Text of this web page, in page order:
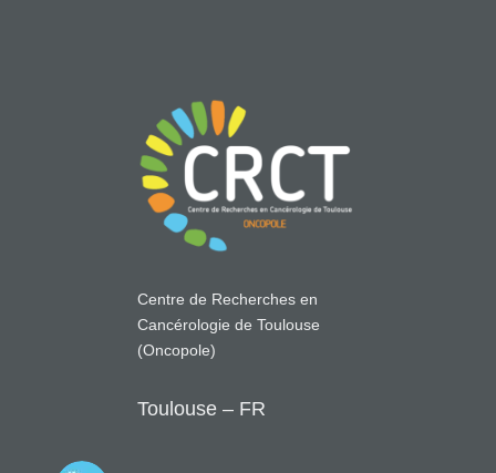
Centre de Recherches en
Cancérologie de Toulouse
(Oncopole)
Toulouse – FR